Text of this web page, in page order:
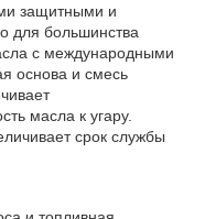
защитными и
для большинства
с международными
основа и смесь
масла к угару.
срок службы